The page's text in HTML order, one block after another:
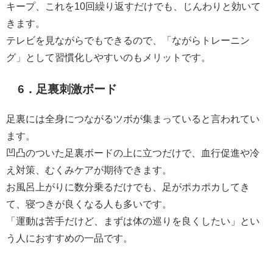
キープ、これを10回繰り返すだけでも、じんわりと効いて
きます。
テレビを見ながらでもできるので、「ながらトレーニン
グ」として習慣化しやすいのもメリットです。
6．足裏刺激ボード
足裏には全身につながるツボが集まっていると言われてい
ます。
凹凸のついた足裏ボードの上に立つだけで、血行促進や冷
え対策、むくみケアが期待できます。
お風呂上がりに数分乗るだけでも、足がポカポカしてき
て、寝つきが良くなる人も多いです。
「運動は苦手だけど、まずは体の巡りを良くしたい」とい
う人におすすめの一品です。